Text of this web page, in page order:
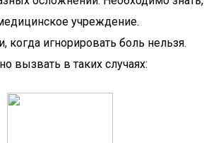
учреждение.
когда игнорировать боль нельзя.
вызвать в таких случаях: